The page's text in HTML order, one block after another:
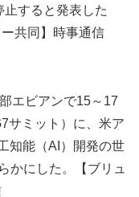
すると発表した
共同】時事通信
エビアンで15～17
サミット）に、米ア
知能（AI）開発の世
かにした。【ブリュ